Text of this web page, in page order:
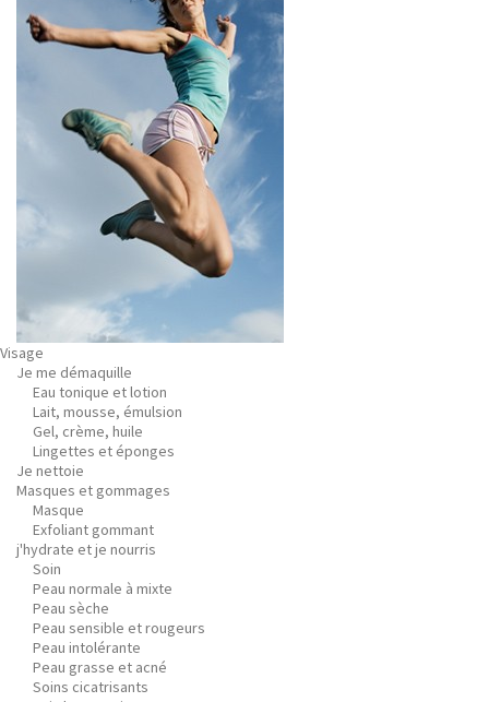
Visage
Je me démaquille
Eau tonique et lotion
Lait, mousse, émulsion
Gel, crème, huile
Lingettes et éponges
Je nettoie
Masques et gommages
Masque
Exfoliant gommant
j'hydrate et je nourris
Soin
Peau normale à mixte
Peau sèche
Peau sensible et rougeurs
Peau intolérante
Peau grasse et acné
Soins cicatrisants